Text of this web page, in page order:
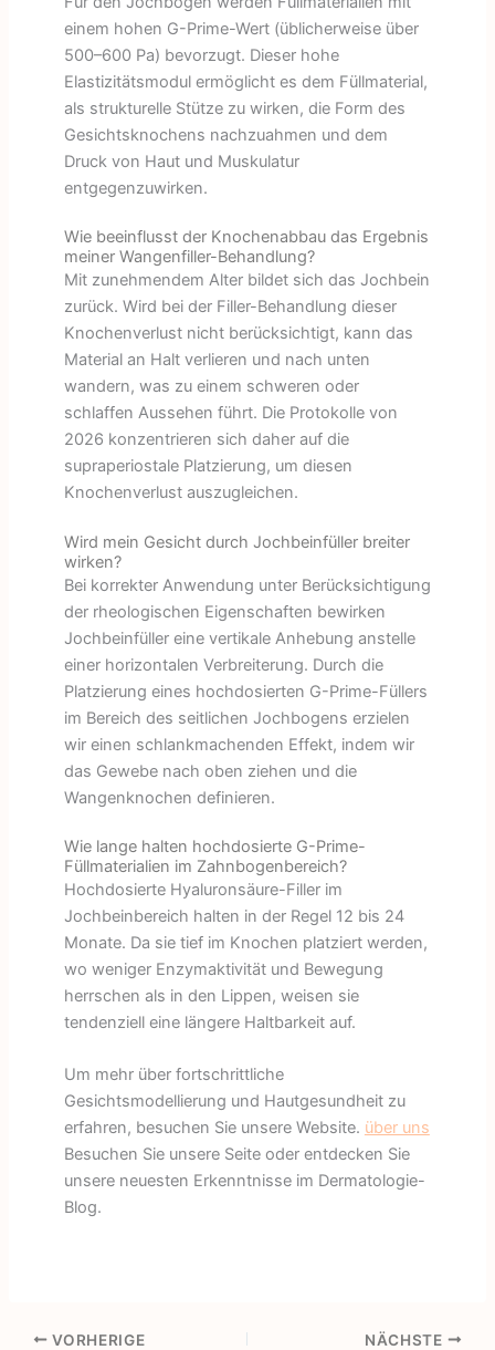
einem hohen G-Prime-Wert (üblicherweise über
500–600 Pa) bevorzugt. Dieser hohe
Elastizitätsmodul ermöglicht es dem Füllmaterial,
als strukturelle Stütze zu wirken, die Form des
Gesichtsknochens nachzuahmen und dem
Druck von Haut und Muskulatur
entgegenzuwirken.
Wie beeinflusst der Knochenabbau das Ergebnis
meiner Wangenfiller-Behandlung?
Mit zunehmendem Alter bildet sich das Jochbein
zurück. Wird bei der Filler-Behandlung dieser
Knochenverlust nicht berücksichtigt, kann das
Material an Halt verlieren und nach unten
wandern, was zu einem schweren oder
schlaffen Aussehen führt. Die Protokolle von
2026 konzentrieren sich daher auf die
supraperiostale Platzierung, um diesen
Knochenverlust auszugleichen.
Wird mein Gesicht durch Jochbeinfüller breiter
wirken?
Bei korrekter Anwendung unter Berücksichtigung
der rheologischen Eigenschaften bewirken
Jochbeinfüller eine vertikale Anhebung anstelle
einer horizontalen Verbreiterung. Durch die
Platzierung eines hochdosierten G-Prime-Füllers
im Bereich des seitlichen Jochbogens erzielen
wir einen schlankmachenden Effekt, indem wir
das Gewebe nach oben ziehen und die
Wangenknochen definieren.
Wie lange halten hochdosierte G-Prime-
Füllmaterialien im Zahnbogenbereich?
Hochdosierte Hyaluronsäure-Filler im
Jochbeinbereich halten in der Regel 12 bis 24
Monate. Da sie tief im Knochen platziert werden,
wo weniger Enzymaktivität und Bewegung
herrschen als in den Lippen, weisen sie
tendenziell eine längere Haltbarkeit auf.
Um mehr über fortschrittliche
Gesichtsmodellierung und Hautgesundheit zu
erfahren, besuchen Sie unsere Website. über uns
Besuchen Sie unsere Seite oder entdecken Sie
unsere neuesten Erkenntnisse im Dermatologie-
Blog.
VORHERIGE NÄCHSTE